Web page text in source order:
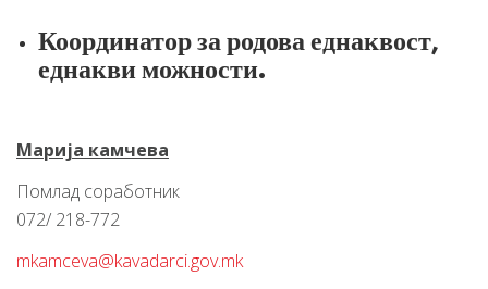
Координатор за родова еднаквост,
еднакви можности.
Марија камчева
Помлад соработник
072/ 218-772
mkamceva@kavadarci.gov.mk